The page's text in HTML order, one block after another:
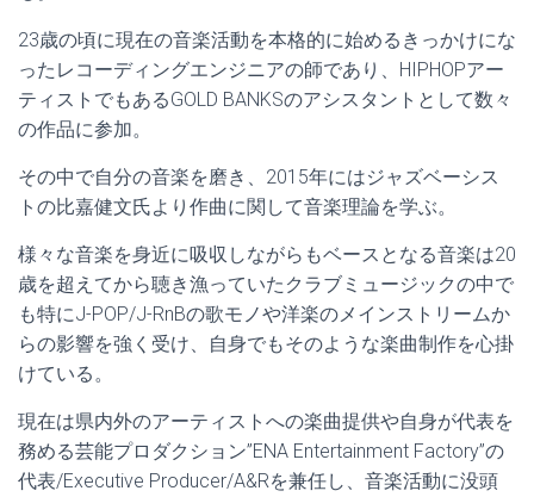
23歳の頃に現在の音楽活動を本格的に始めるきっかけにな
ったレコーディングエンジニアの師であり、HIPHOPアー
ティストでもあるGOLD BANKSのアシスタントとして数々
の作品に参加。
その中で自分の音楽を磨き、2015年にはジャズベーシス
トの比嘉健文氏より作曲に関して音楽理論を学ぶ。
様々な音楽を身近に吸収しながらもベースとなる音楽は20
歳を超えてから聴き漁っていたクラブミュージックの中で
も特にJ-POP/J-RnBの歌モノや洋楽のメインストリームか
らの影響を強く受け、自身でもそのような楽曲制作を心掛
けている。
現在は県内外のアーティストへの楽曲提供や自身が代表を
務める芸能プロダクション”ENA Entertainment Factory”の
代表/Executive Producer/A&Rを兼任し、音楽活動に没頭